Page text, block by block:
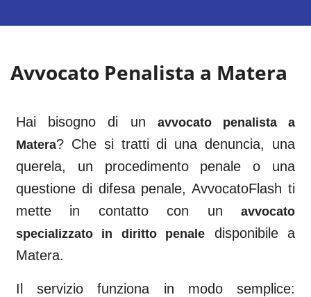
Avvocato Penalista a Matera
Hai bisogno di un
avvocato penalista a
Matera? Che si tratti di una denuncia, una
querela, un procedimento penale o una
questione di difesa penale, AvvocatoFlash ti
mette in contatto con un
avvocato
specializzato in diritto penale
disponibile a
Matera.
Il servizio funziona in modo semplice: